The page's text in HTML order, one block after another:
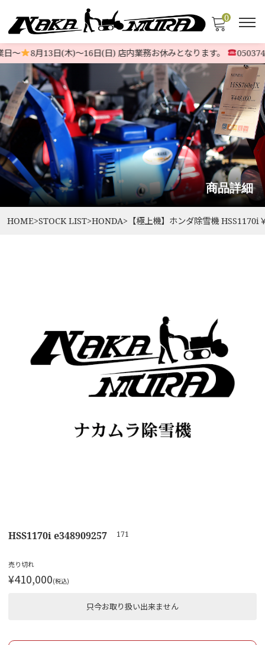
商品詳細
HOME>STOCK LIST>HONDA> 【極上機】ホンダ除雪機 HSS1170i
0
〜 8月13日(木)〜16日(日) 店内業務お休みとなります。
HSS1170i e348909257 171
売り切れ
¥410,000(税込)
只今お取り扱い出来ません